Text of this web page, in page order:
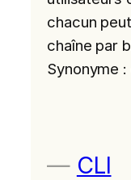
chacun
chaîne par
Synonyme
CLI